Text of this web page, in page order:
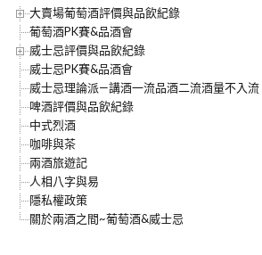
大賣場葡萄酒評價與品飲紀錄
葡萄酒PK賽&品酒會
威士忌評價與品飲紀錄
威士忌PK賽&品酒會
威士忌理論派—講酒一流品酒二流酒量不入流
啤酒評價與品飲紀錄
中式烈酒
咖啡與茶
兩酒旅遊記
人相八字與易
隱私權政策
關於兩酒之間~葡萄酒&威士忌